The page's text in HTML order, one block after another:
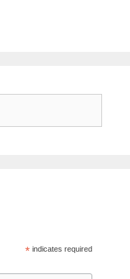
*indicates required